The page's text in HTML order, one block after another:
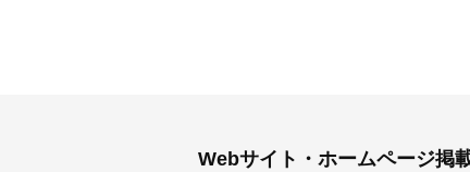
Webサイト・ホームページ掲